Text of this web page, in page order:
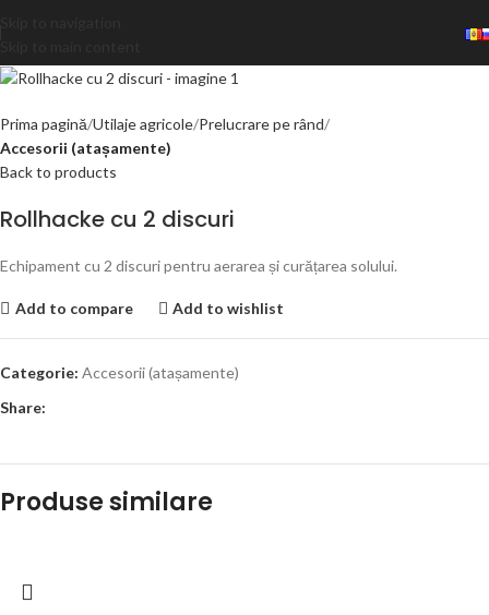
Prima pagină Utilaje agricole Prelucrare pe rând
Accesorii (atașamente)
Back to products
Rollhacke cu 2 discuri
Echipament cu 2 discuri pentru aerarea și curățarea solului.
Add to compare Add to wishlist
Categorie: Accesorii (atașamente)
Share:
Produse similare